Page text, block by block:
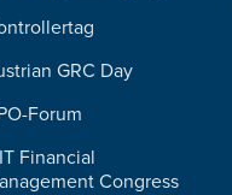
GRC Day
Forum
Financial
Congress